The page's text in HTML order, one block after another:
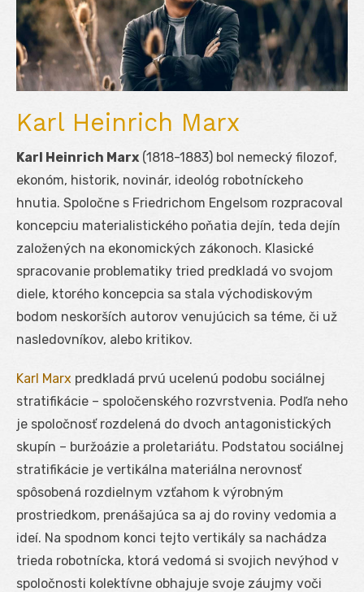
Karl Heinrich Marx
Karl Heinrich Marx (1818-1883) bol nemecký filozof,
ekonóm, historik, novinár, ideológ robotníckeho
hnutia. Spoločne s Friedrichom Engelsom rozpracoval
koncepciu materialistického poňatia dejín, teda dejín
založených na ekonomických zákonoch. Klasické
spracovanie problematiky tried predkladá vo svojom
diele, ktorého koncepcia sa stala východiskovým
bodom neskorších autorov venujúcich sa téme, či už
nasledovníkov, alebo kritikov.
Karl Marx predkladá prvú ucelenú podobu sociálnej
stratifikácie – spoločenského rozvrstvenia. Podľa neho
je spoločnosť rozdelená do dvoch antagonistických
skupín – buržoázie a proletariátu. Podstatou sociálnej
stratifikácie je vertikálna materiálna nerovnosť
spôsobená rozdielnym vzťahom k výrobným
prostriedkom, prenášajúca sa aj do roviny vedomia a
ideí. Na spodnom konci tejto vertikály sa nachádza
trieda robotnícka, ktorá vedomá si svojich nevýhod v
spoločnosti kolektívne obhajuje svoje záujmy voči